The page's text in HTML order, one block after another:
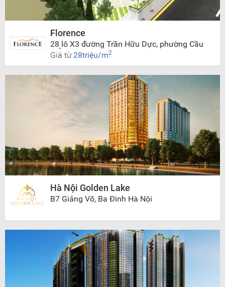
Florence
28 lô X3 đường Trần Hữu Dực, phường Cầu
Diễn, Nam Từ Liêm, Hà Nội
Giá từ 28triệu/m2
Hà Nội Golden Lake
B7 Giảng Võ, Ba Đình Hà Nội